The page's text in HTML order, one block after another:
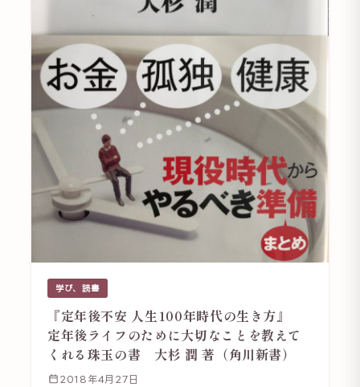
学び、読書
『定年後不安 人生100年時代の生き方』
定年後ライフのために大切なことを教えて
くれる珠玉の書 大杉 潤 著（角川新書）
2018年4月27日